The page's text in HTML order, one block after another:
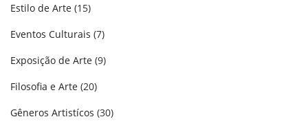
Estilo de Arte (15)
Eventos Culturais (7)
Exposição de Arte (9)
Filosofia e Arte (20)
Gêneros Artistícos (30)